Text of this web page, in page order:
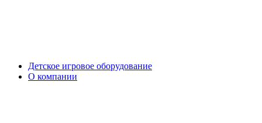
Детское игровое оборудование
О компании